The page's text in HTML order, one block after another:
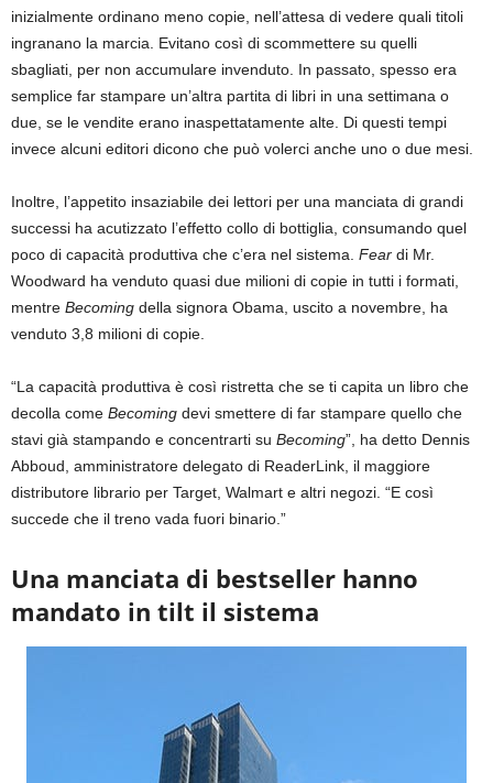
inizialmente ordinano meno copie, nell’attesa di vedere quali titoli
ingranano la marcia. Evitano così di scommettere su quelli
sbagliati, per non accumulare invenduto. In passato, spesso era
semplice far stampare un’altra partita di libri in una settimana o
due, se le vendite erano inaspettatamente alte. Di questi tempi
invece alcuni editori dicono che può volerci anche uno o due mesi.
Inoltre, l’appetito insaziabile dei lettori per una manciata di grandi
successi ha acutizzato l’effetto collo di bottiglia, consumando quel
poco di capacità produttiva che c’era nel sistema. Fear di Mr.
Woodward ha venduto quasi due milioni di copie in tutti i formati,
mentre Becoming della signora Obama, uscito a novembre, ha
venduto 3,8 milioni di copie.
“La capacità produttiva è così ristretta che se ti capita un libro che
decolla come Becoming devi smettere di far stampare quello che
stavi già stampando e concentrarti su Becoming”, ha detto Dennis
Abboud, amministratore delegato di ReaderLink, il maggiore
distributore librario per Target, Walmart e altri negozi. “E così
succede che il treno vada fuori binario.”
Una manciata di bestseller hanno
mandato in tilt il sistema